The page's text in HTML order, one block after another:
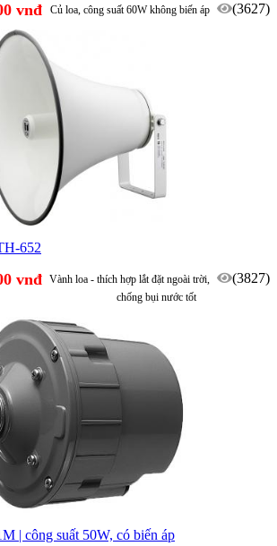
vnđ (3627)
Củ loa, công suất 60W không biến áp
652
vnđ (3827)
Vành loa - thích hợp lắt đặt ngoài trời,
chống bụi nước tốt
| công suất 50W, có biến áp